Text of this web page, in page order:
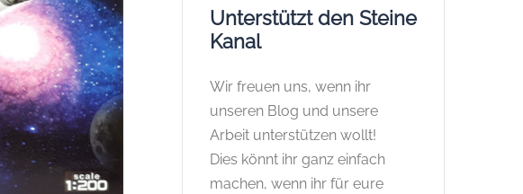
Unterstützt den Steine
Kanal
Wir freuen uns, wenn ihr
unseren Blog und unsere
Arbeit unterstützen wollt!
Dies könnt ihr ganz einfach
machen, wenn ihr für eure